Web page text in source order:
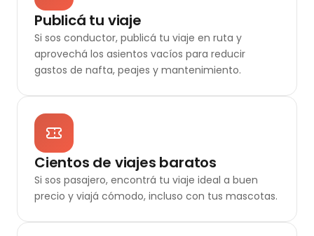
Publicá tu viaje
Si sos conductor, publicá tu viaje en ruta y
aprovechá los asientos vacíos para reducir
gastos de nafta, peajes y mantenimiento.
Cientos de viajes baratos
Si sos pasajero, encontrá tu viaje ideal a buen
precio y viajá cómodo, incluso con tus mascotas.